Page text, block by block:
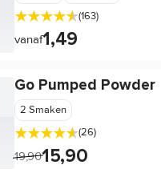
(163)
vanaf1,49
Go Pumped Powder
2 Smaken
(26)
19,9015,90